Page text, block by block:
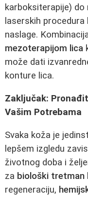
karboksiterapije)
laserskih
naslage.
mezoterapijom lica
može dati
konture lica.
Zaključak:
Vašim Potrebama
Svaka koža je
lepšem izgledu
životnog doba i
za biološki tretman
regeneraciju,